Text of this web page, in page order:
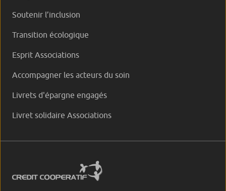
Soutenir l’inclusion
Transition écologique
Esprit Associations
Accompagner les acteurs du soin
Livrets d'épargne engagés
Livret solidaire Associations